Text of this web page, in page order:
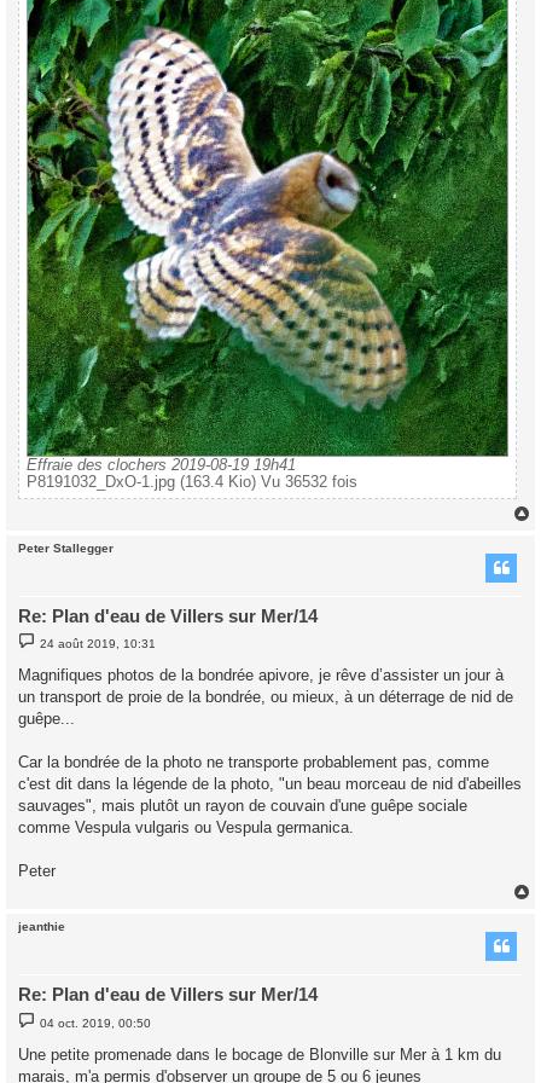
Effraie des clochers 2019-08-19 19h41
P8191032_DxO-1.jpg (163.4 Kio) Vu 36532 fois
Peter Stallegger
Re: Plan d'eau de Villers sur Mer/14
M
e
s
a
g
e
24 août 2019, 10:31
Magnifiques photos de la bondrée apivore, je rêve d’assister un jour à
un transport de proie de la bondrée, ou mieux, à un déterrage de nid de
guêpe...
Car la bondrée de la photo ne transporte probablement pas, comme
c'est dit dans la légende de la photo, "un beau morceau de nid d'abeilles
sauvages", mais plutôt un rayon de couvain d'une guêpe sociale
comme Vespula vulgaris ou Vespula germanica.
Peter
jeanthie
Re: Plan d'eau de Villers sur Mer/14
M
e
s
a
04 oct. 2019, 00:50
Une petite promenade dans le bocage de Blonville sur Mer à 1 km du
marais, m'a permis d'observer un groupe de 5 ou 6 jeunes